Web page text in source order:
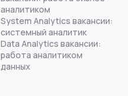
аналитиком
System Analytics вакансии:
системный аналитик
Data Analytics вакансии:
работа аналитиком
данных